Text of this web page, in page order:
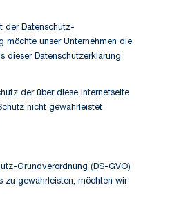
der Datenschutz-
möchte unser Unternehmen die
dieser Datenschutzerklärung
der über diese Internetseite
nicht gewährleistet
Grundverordnung (DS-GVO)
zu gewährleisten, möchten wir